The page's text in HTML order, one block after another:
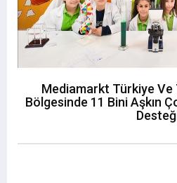
Mediamarkt Türkiye Ve
Bölgesinde 11 Bini Aşkın